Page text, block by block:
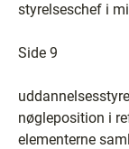
styrelseschef i
Side 9
nøgleposition i
elementerne